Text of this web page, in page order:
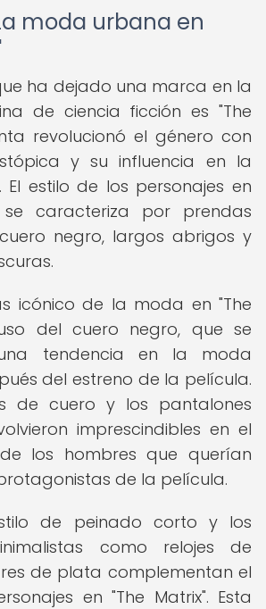
moda urbana en
ha dejado una marca en la
de ciencia ficción es "The
revolucionó el género con
y su influencia en la
estilo de los personajes en
caracteriza por prendas
negro, largos abrigos y
icónico de la moda en "The
del cuero negro, que se
tendencia en la moda
del estreno de la película.
de cuero y los pantalones
imprescindibles en el
los hombres que querían
de la película.
de peinado corto y los
como relojes de
de plata complementan el
en "The Matrix". Esta